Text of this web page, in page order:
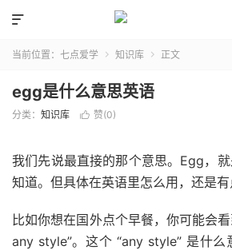

当前位置： 七点爱学  知识库  正文
egg是什么意思英语
分类： 知识库  赞(0)
我们先说最直接的那个意思。Egg，
知道。但具体在英语里怎么用，还是有
比如你想在国外点个早餐，你可能会
any style”。这个 “any style” 是什么